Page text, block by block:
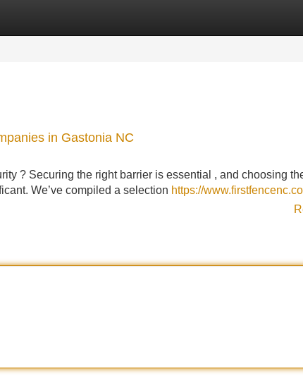
in Gastonia NC
? Securing the right barrier is essential , and choosing
We’ve compiled a selection https://